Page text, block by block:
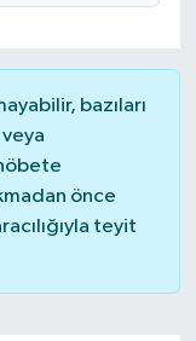
bazıları
önce
teyit